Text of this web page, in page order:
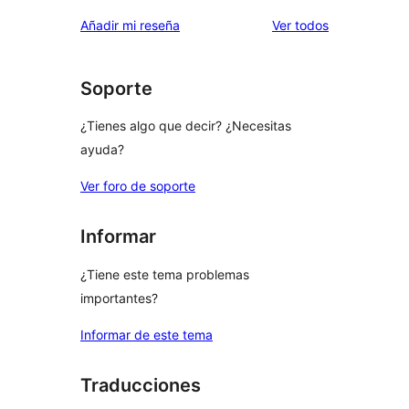
Añadir mi reseña Ver todoslos
Soporte
¿Tienes algo que decir? ¿Necesitas
ayuda?
Ver foro de soporte
Informar
¿Tiene este tema problemas
importantes?
Informar de este tema
Traducciones